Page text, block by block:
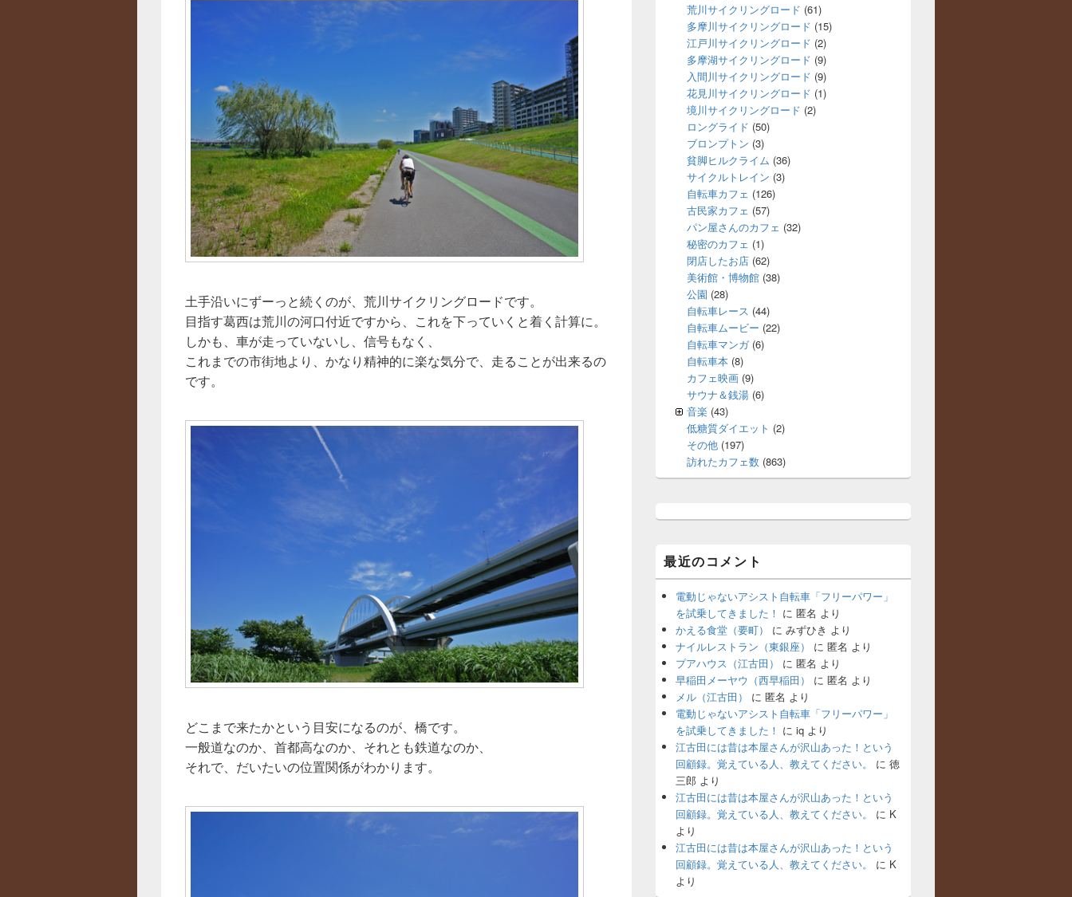
土手沿いにずーっと続くのが、荒川サイクリングロードです。
目指す葛西は荒川の河口付近ですから、これを下っていくと着く計算に。
しかも、車が走っていないし、信号もなく、
これまでの市街地より、かなり精神的に楽な気分で、走ることが出来るの
です。
どこまで来たかという目安になるのが、橋です。
一般道なのか、首都高なのか、それとも鉄道なのか、
それで、だいたいの位置関係がわかります。
荒川サイクリングロード (61)
多摩川サイクリングロード (15)
江戸川サイクリングロード (2)
多摩湖サイクリングロード (9)
入間川サイクリングロード (9)
花見川サイクリングロード (1)
境川サイクリングロード (2)
ロングライド (50)
ブロンプトン (3)
貧脚ヒルクライム (36)
サイクルトレイン (3)
自転車カフェ (126)
古民家カフェ (57)
パン屋さんのカフェ (32)
秘密のカフェ (1)
閉店したお店 (62)
美術館・博物館 (38)
公園 (28)
自転車レース (44)
自転車ムービー (22)
自転車マンガ(6)
自転車本 (8)
カフェ映画 (9)
サウナ＆銭湯 (6)
音楽 (43)
低糖質ダイエット (2)
その他 (197)
訪れたカフェ数 (863)
最近のコメント
電動じゃないアシスト自転車「フリーパワー」
を試乗してきました！ に 匿名 より
かえる食堂（要町）
に みずひき より
ナイルレストラン（東銀座）
に 匿名 より
プアハウス（江古田）
に 匿名 より
早稲田メーヤウ（西早稲田）
に 匿名 より
メル（江古田）
に 匿名 より
電動じゃないアシスト自転車「フリーパワー」
を試乗してきました！ に iq より
江古田には昔は本屋さんが沢山あった！という
回顧録。覚えている人、教えてください。
に 徳
三郎 より
江古田には昔は本屋さんが沢山あった！という
回顧録。覚えている人、教えてください。
に K
より
江古田には昔は本屋さんが沢山あった！という
回顧録。覚えている人、教えてください。
に K
より